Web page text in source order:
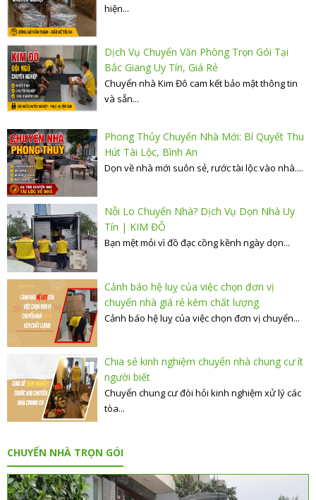
hiện...
Dịch Vụ Chuyển Văn Phòng Trọn Gói Tại
Bắc Giang Uy Tín, Giá Rẻ
Chuyển nhà Kim Đô cam kết bảo mật thông tin
và sẵn...
Phong Thủy Chuyển Nhà Mới: Bí Quyết Thu
Hút Tài Lộc, Bình An
Dọn về nhà mới suôn sẻ, rước tài lộc vào nhà....
Nỗi Lo Chuyển Nhà? Dịch Vụ Dọn Nhà Uy
Tín | KIM ĐÔ
Bạn mệt mỏi vì đồ đạc cồng kềnh ngày dọn...
Cảnh báo hệ luỵ của việc chọn đơn vị
chuyển nhà giá rẻ kém chất lượng
Cảnh báo hệ luỵ của việc chọn đơn vị chuyển...
Chia sẻ kinh nghiệm chuyển nhà chung cư ít
người biết
Chuyển chung cư đòi hỏi kinh nghiệm xử lý các
tòa...
CHUYỂN NHÀ TRỌN GÓI